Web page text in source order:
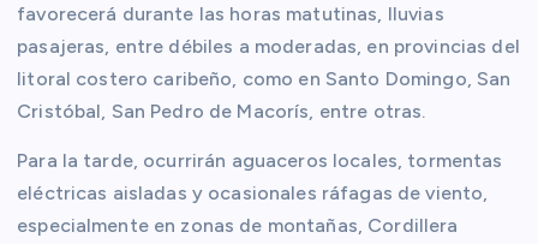
favorecerá durante las horas matutinas, lluvias
pasajeras, entre débiles a moderadas, en provincias del
litoral costero caribeño, como en Santo Domingo, San
Cristóbal, San Pedro de Macorís, entre otras.
Para la tarde, ocurrirán aguaceros locales, tormentas
eléctricas aisladas y ocasionales ráfagas de viento,
especialmente en zonas de montañas, Cordillera